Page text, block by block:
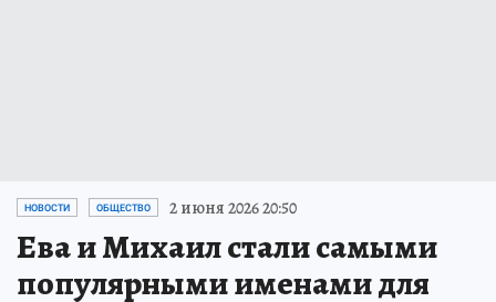
НОВОСТИ ОБЩЕСТВО 2 июня 2026 20:50
Ева и Михаил стали самыми
популярными именами для